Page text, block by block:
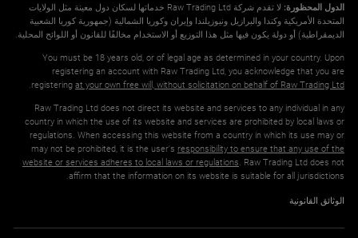
الدول المحظورة:
لا تقدم شركة Raw Trading Ltd خدماتها لسكان دول معينة مثل الولايات
المتحدة الأمريكية وكندا والبرازيل ونيوزيلندا وإيران وكوريا الشمالية (جمهورية كوريا الشعبية
الديمقراطية) أو دولة يكون فيها مثل هذا التوزيع أو الاستخدام مخالفًا للقانون أو اللوائح المحلية.
You must be 18 years old, or of legal age as determined in your country. Upon
registering an account with Raw Trading Ltd, you acknowledge that you are
registering at your own free will, without solicitation on behalf of Raw Trading Ltd
.
Raw Trading Ltd does not direct its website and services to any individual in any
country in which the use of its website and services are prohibited by local laws or
regulations. When accessing this website from a country in which its use may or
may not be prohibited, it is the user's responsibility to ensure that any use of the
website or services adheres to local laws or regulations. Raw Trading Ltd does not
affirm that the information on its website is suitable for all jurisdictions.
الوثائق القانونية